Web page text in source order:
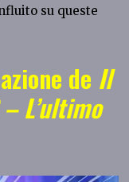
su queste
de Il
L’ultimo